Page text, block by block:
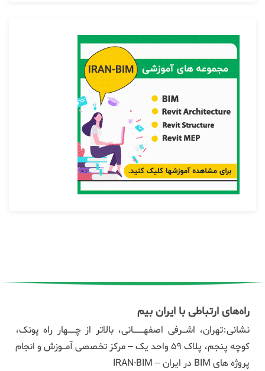
راه‌های ارتباطی با ایران بیم
نشانی:تهران، اشـرفی اصفهـــانی، بالاتر از چــهار راه پونک،
کوچه پنجم، پلاک ۵۹ واحد یک – مرکز تخصصی آمـوزش و انجام
پروژه های BIM در ایران – IRAN-BIM